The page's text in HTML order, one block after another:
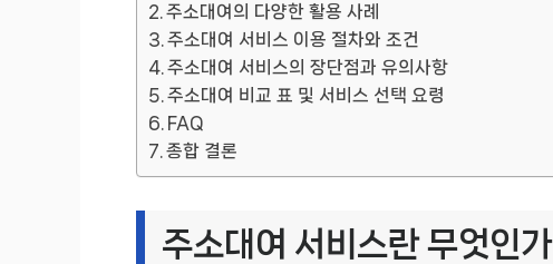
주소대여의 다양한 활용 사례
주소대여 서비스 이용 절차와 조건
주소대여 서비스의 장단점과 유의사항
주소대여 비교 표 및 서비스 선택 요령
FAQ
종합 결론
주소대여 서비스란 무엇인가